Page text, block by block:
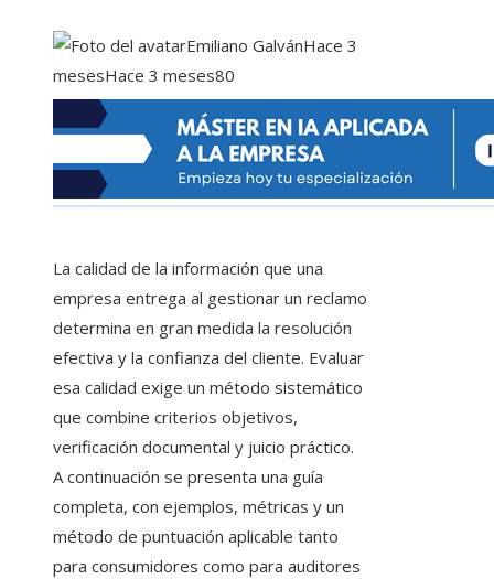
Emiliano GalvánHace 3
mesesHace 3 meses80
La calidad de la información que una
empresa entrega al gestionar un reclamo
determina en gran medida la resolución
efectiva y la confianza del cliente. Evaluar
esa calidad exige un método sistemático
que combine criterios objetivos,
verificación documental y juicio práctico.
A continuación se presenta una guía
completa, con ejemplos, métricas y un
método de puntuación aplicable tanto
para consumidores como para auditores